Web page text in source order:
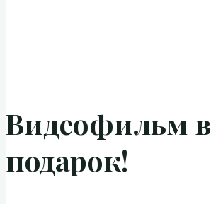
Видеофильм в
подарок!